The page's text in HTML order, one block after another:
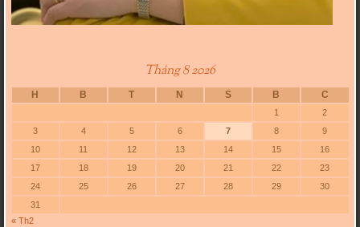
Tháng 8 2026
H B T N S B C
1
2
3
4 5 6 7 8
9
10
11 12 13 14 15
16
17
18 19 20 21 22
23
24
25 26 27 28 29
30
31
« Th2